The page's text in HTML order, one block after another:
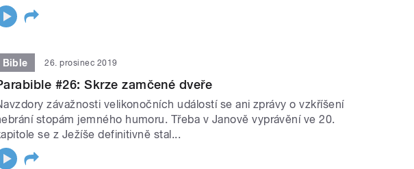
Bible 26. prosinec 2019
#26: Skrze zamčené dveře
závažnosti velikonočních událostí se ani zprávy o vzkříšení
stopám jemného humoru. Třeba v Janově vyprávění ve 20.
se z Ježíše definitivně stal...